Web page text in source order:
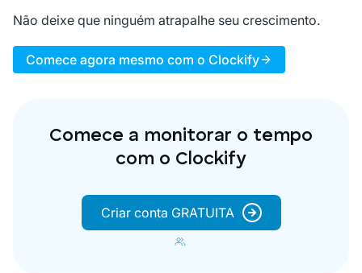
Não deixe que ninguém atrapalhe seu crescimento.
Comece agora mesmo com o Clockify
Comece a monitorar o tempo
com o Clockify
Criar conta GRATUITA